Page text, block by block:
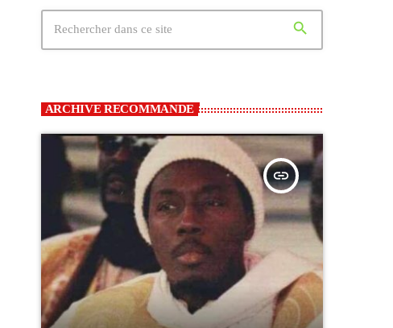
search
ARCHIVE RECOMMANDE
insert_link